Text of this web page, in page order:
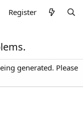
Register
generated. Please